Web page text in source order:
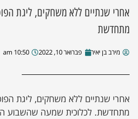
השבוע
מקומית
אחרי שנתיים ללא משחקים, ליגת
מתחדשת
מירב בן יאיר פברואר 10, 2022 10:50 am
אחרי שנתיים ללא משחקים, ליגת
מתחדשת. לכלוכית שמעה שהשבוע